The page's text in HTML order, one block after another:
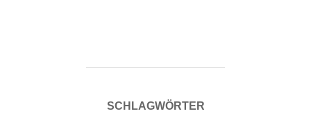
SCHLAGWÖRTER